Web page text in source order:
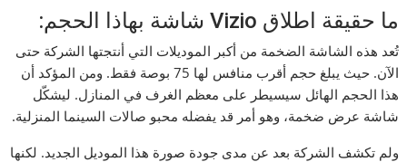
ما حقيقة اطلاق Vizio شاشة بهاذا الحجم:
تُعد هذه الشاشة الضخمة من أكبر الموديلات التي أنتجتها الشركة حتى
الآن. حيث يبلغ حجم أقرب منافس لها 75 بوصة فقط. ومن المؤكد أن
هذا الحجم الهائل سيسيطر على معظم الغرف في المنازل. ليشكّل
شاشة عرض ضخمة، وهو أمر قد يفضله محبو صالات السينما المنزلية.
ولم تكشف الشركة بعد عن مدى جودة صورة هذا الموديل الجديد. لكنها